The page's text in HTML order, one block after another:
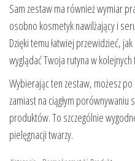
Sam zestaw ma również wymiar
osobno kosmetyk nawilżający i
Dzięki temu łatwiej przewidzieć,
wyglądać Twoja rutyna w kolejnych
Wybierając ten zestaw, możesz
zamiast na ciągłym porównywaniu
produktów. To szczególnie
pielęgnacji twarzy.